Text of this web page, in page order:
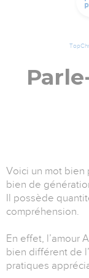
Voici un mot bien
bien de
Il possède
compréhension.
En effet, l’amour
bien différent de
pratiques